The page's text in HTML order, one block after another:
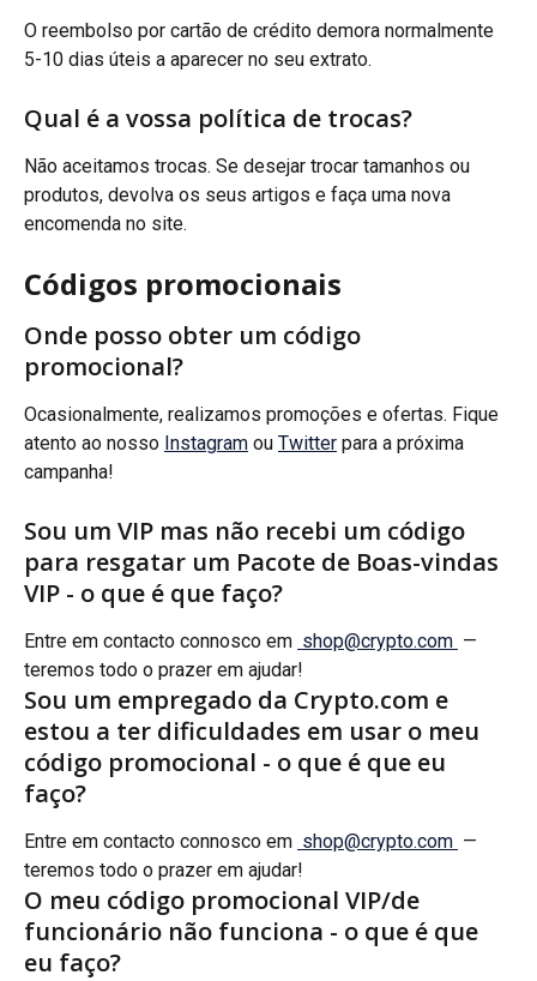
O reembolso por cartão de crédito demora normalmente
5-10 dias úteis a aparecer no seu extrato.
Qual é a vossa política de trocas?
Não aceitamos trocas. Se desejar trocar tamanhos ou
produtos, devolva os seus artigos e faça uma nova
encomenda no site.
Códigos promocionais
Onde posso obter um código
promocional?
Ocasionalmente, realizamos promoções e ofertas. Fique
atento ao nosso Instagram ou Twitter para a próxima
campanha!
Sou um VIP mas não recebi um código
para resgatar um Pacote de Boas-vindas
VIP - o que é que faço?
Entre em contacto connosco em shop@crypto.com —
teremos todo o prazer em ajudar!
Sou um empregado da Crypto.com e
estou a ter dificuldades em usar o meu
código promocional - o que é que eu
faço?
Entre em contacto connosco em shop@crypto.com —
teremos todo o prazer em ajudar!
O meu código promocional VIP/de
funcionário não funciona - o que é que
eu faço?